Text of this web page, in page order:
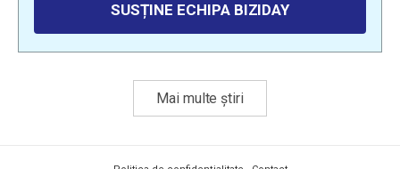
SUSȚINE ECHIPA BIZIDAY
Mai multe știri